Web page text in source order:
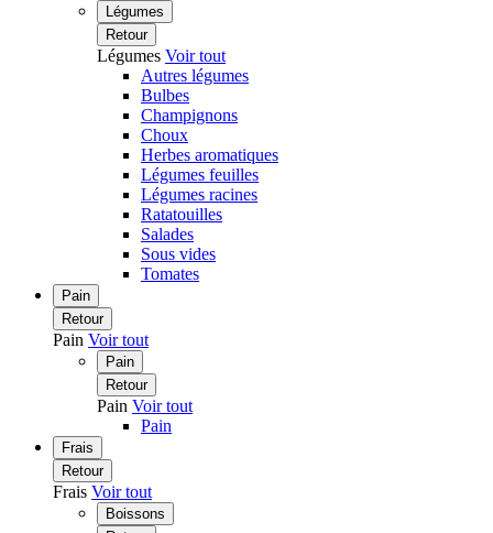
Légumes
Retour
Légumes Voir tout
Autres légumes
Bulbes
Champignons
Choux
Herbes aromatiques
Légumes feuilles
Légumes racines
Ratatouilles
Salades
Sous vides
Tomates
Pain
Retour
Pain Voir tout
Pain
Retour
Pain Voir tout
Pain
Frais
Retour
Frais Voir tout
Boissons